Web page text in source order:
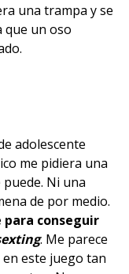
una trampa y se
que un oso
adolescente
me pidiera una
puede. Ni una
de por medio.
conseguir
. Me parece
este juego tan